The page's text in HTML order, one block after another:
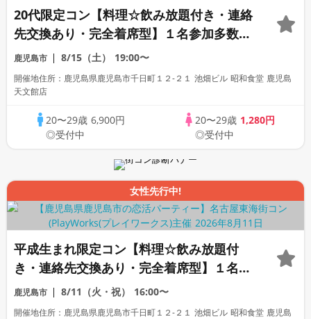
20代限定コン【料理☆飲み放題付き・連絡
先交換あり・完全着席型】１名参加多数・
初参加も大歓迎☆プレイワークス主催☆
鹿児島市 8/15（土） 19:00〜
開催地住所：鹿児島県鹿児島市千日町１２-２１ 池畑ビル 昭和食堂 鹿児島
天文館店
20〜29歳 6,900円
◎受付中
20〜29歳 1,280円
◎受付中
女性先行中!
平成生まれ限定コン【料理☆飲み放題付
き・連絡先交換あり・完全着席型】１名参
加多数・初参加も大歓迎☆
鹿児島市 8/11（火・祝） 16:00〜
開催地住所：鹿児島県鹿児島市千日町１２-２１ 池畑ビル 昭和食堂 鹿児島